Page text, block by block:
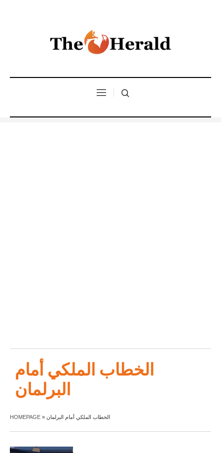
الخطاب الملكي أمام
البرلمان
HOMEPAGE » الخطاب الملكي أمام البرلمان